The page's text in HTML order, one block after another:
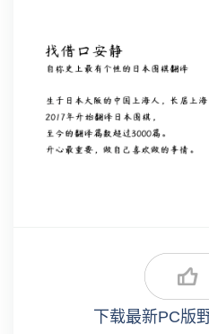
下载最新PC版